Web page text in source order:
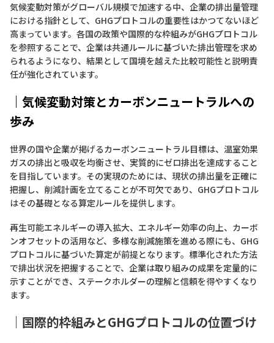
気候変動対策がグローバル規模で加速する中、企業の排出量管理
における指針として、GHGプロトコルの重要性はかつてないほど
高まっています。各国の政策や国際的な枠組みがGHGプロトコル
を参照することで、企業は共通ルールに基づいた排出管理を求め
られるようになり、結果として国境を越えた比較可能性と説明責
任が強化されています。
｜ 気候変動対策とカーボンニュートラルへの
歩み
世界の国や企業が掲げるカーボンニュートラル目標は、温室効果
ガスの排出と吸収を均衡させ、実質的にゼロ排出を達成すること
を目指しています。その実現のためには、現状の排出量を正確に
把握し、削減計画を立てることが不可欠であり、GHGプロトコル
はその基礎となる算定ルールを提供します。
再生可能エネルギーの導入拡大、エネルギー効率の向上、カーボ
ンオフセットの活用など、多様な削減施策を進める際にも、GHG
プロトコルに基づいた算定が前提となります。標準化された方法
で排出状況を把握することで、企業は取り組みの成果を定量的に
示すことができ、ステークホルダーの理解と信頼を得やすくなり
ます。
｜ 国際的枠組みとGHGプロトコルの位置づけ